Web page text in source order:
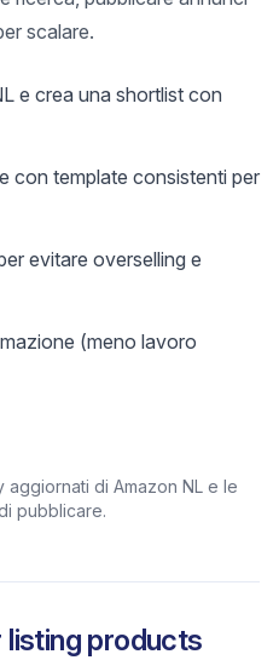
scalare.
e crea una shortlist con
con template consistenti per
evitare overselling e
(meno lavoro
di Amazon NL e le
pubblicare.
products